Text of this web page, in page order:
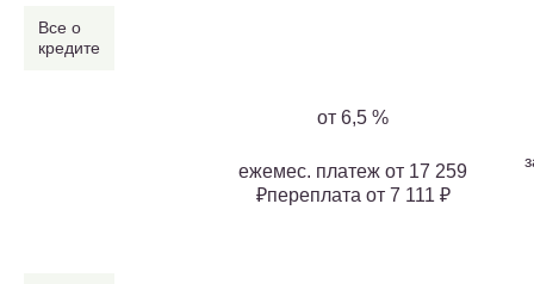
Все о
кредите
от 6,5 %
ежемес. платеж от 17 259
₽переплата от 7 111 ₽